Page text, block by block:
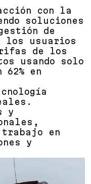
con la
soluciones
de
los usuarios
de los
usando solo
62% en
y
trabajo en
y